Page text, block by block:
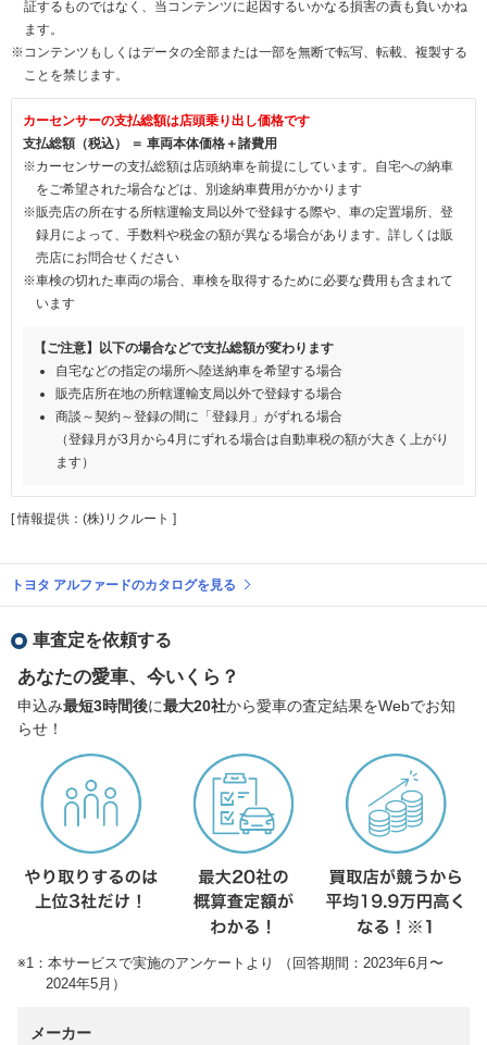
証するものではなく、当コンテンツに起因するいかなる損害の責も負いかね
ます。
※コンテンツもしくはデータの全部または一部を無断で転写、転載、複製する
ことを禁じます。
カーセンサーの支払総額は店頭乗り出し価格です
支払総額（税込） ＝ 車両本体価格＋諸費用
※カーセンサーの支払総額は店頭納車を前提にしています。自宅への納車
をご希望された場合などは、別途納車費用がかかります
※販売店の所在する所轄運輸支局以外で登録する際や、車の定置場所、登
録月によって、手数料や税金の額が異なる場合があります。詳しくは販
売店にお問合せください
※車検の切れた車両の場合、車検を取得するために必要な費用も含まれて
います
【ご注意】以下の場合などで支払総額が変わります
自宅などの指定の場所へ陸送納車を希望する場合
販売店所在地の所轄運輸支局以外で登録する場合
商談～契約～登録の間に「登録月」がずれる場合
（登録月が3月から4月にずれる場合は自動車税の額が大きく上がり
ます）
[ 情報提供：(株)リクルート ]
トヨタ アルファードのカタログを見る
車査定を依頼する
あなたの愛車、今いくら？
申込み最短3時間後に最大20社から愛車の査定結果をWebでお知
らせ！
※1：本サービスで実施のアンケートより （回答期間：2023年6月〜
2024年5月）
メーカー